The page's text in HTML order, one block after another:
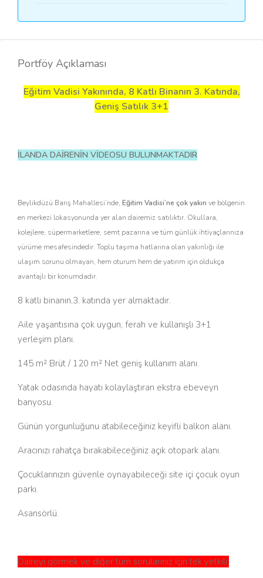
Portföy Açıklaması
Eğitim Vadisi Yakınında, 8 Katlı Binanın 3. Katında,
Geniş Satılık 3+1
İLANDA DAİRENİN VİDEOSU BULUNMAKTADIR
Beylikdüzü Barış Mahallesi’nde, Eğitim Vadisi’ne çok yakın ve bölgenin
en merkezi lokasyonunda yer alan dairemiz satılıktır. Okullara,
kolejlere, süpermarketlere, semt pazarına ve tüm günlük ihtiyaçlarınıza
yürüme mesafesindedir. Toplu taşıma hatlarına olan yakınlığı ile
ulaşım sorunu olmayan, hem oturum hem de yatırım için oldukça
avantajlı bir konumdadır.
8 katlı binanın,3. katında yer almaktadır.
Aile yaşantısına çok uygun, ferah ve kullanışlı 3+1
yerleşim planı.
145 m² Brüt / 120 m² Net geniş kullanım alanı.
Yatak odasında hayatı kolaylaştıran ekstra ebeveyn
banyosu.
Günün yorgunluğunu atabileceğiniz keyifli balkon alanı.
Aracınızı rahatça bırakabileceğiniz açık otopark alanı.
Çocuklarınızın güvenle oynayabileceği site içi çocuk oyun
parkı.
Asansörlü.
Daireyi görmek ve diğer tüm sorularınız için tek yetkili;